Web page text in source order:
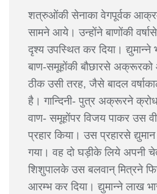
शत्रुओंकी सेनाका वेगपूर्वक
सामने आये। उन्होंने बाणोंकी
दृश्य उपस्थित कर दिया।
बाण-समूहोंकी बौछारसे अक्रूरको
ठीक उसी तरह, जैसे बादल
है। गान्दिनी- पुत्र अक्रूरने
वाण- समूहोंपर विजय पाकर उस
प्रहार किया। उस प्रहारसे
गया। वह दो घड़ीके लिये अपनी
शिशुपालके उस बलवान् मित्रने
आरम्भ कर दिया। द्युमान्ने लाख